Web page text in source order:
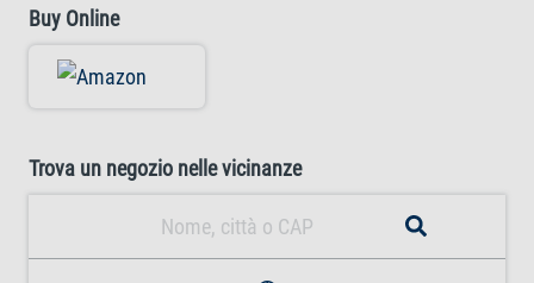
Buy Online
Trova un negozio nelle vicinanze